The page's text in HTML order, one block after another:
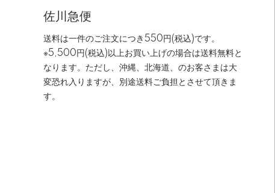
佐川急便
送料は一件のご注文につき550円(税込)です。
※5,500円(税込)以上お買い上げの場合は送料無料と
なります。ただし、沖縄、北海道、のお客さまは大
変恐れ入りますが、別途送料ご負担とさせて頂きま
す。